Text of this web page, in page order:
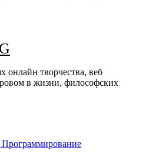
онлайн творчества, веб
в жизни, философских
Программирование